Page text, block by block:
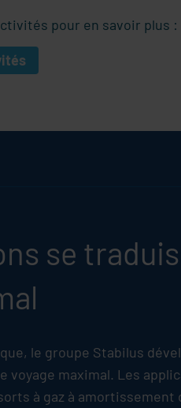
pour en savoir plus :
se
le groupe Stabilus
voyage maximal. Les
à gaz à